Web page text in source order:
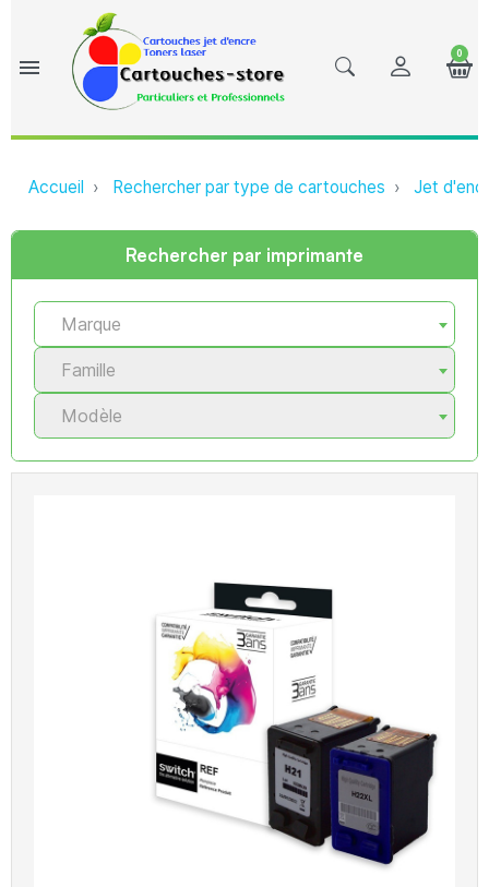
menu
0
Accueil Rechercher par type de cartouches Jet
Rechercher par imprimante
Marque
Famille
Modèle